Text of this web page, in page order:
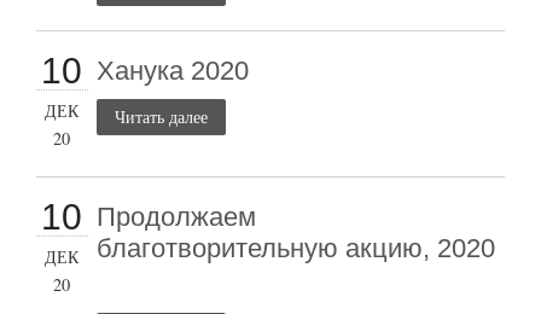
10
ДЕК
20
Ханука 2020
Читать далее
10
ДЕК
20
Продолжаем
благотворительную акцию, 2020